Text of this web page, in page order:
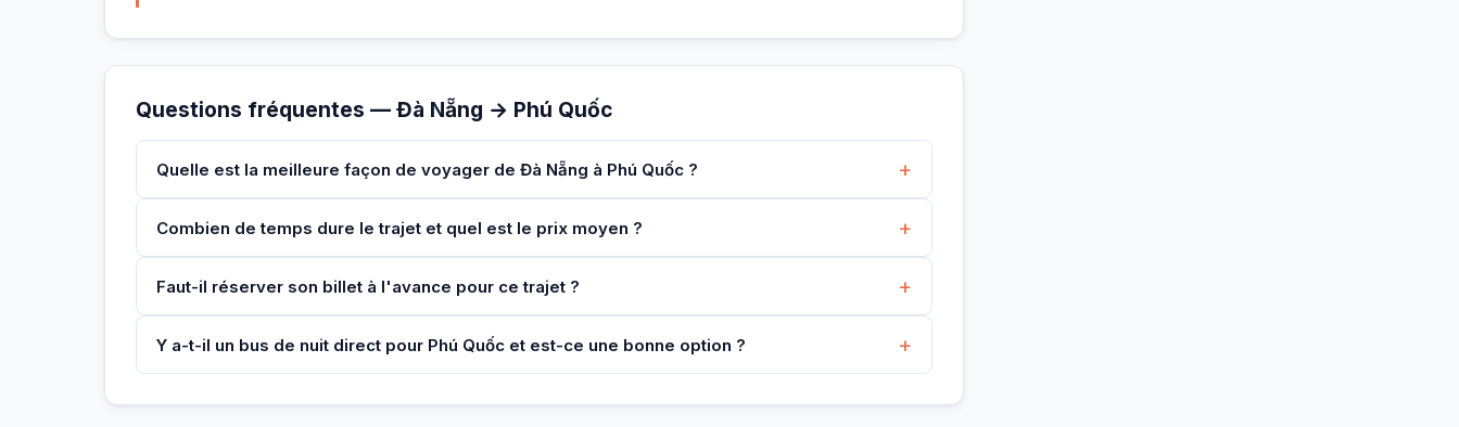
Questions fréquentes — Đà Nẵng → Phú Quốc
Quelle est la meilleure façon de voyager de Đà Nẵng à Phú Quốc ? +
Combien de temps dure le trajet et quel est le prix moyen ? +
Faut-il réserver son billet à l'avance pour ce trajet ? +
Y a-t-il un bus de nuit direct pour Phú Quốc et est-ce une bonne option ? +